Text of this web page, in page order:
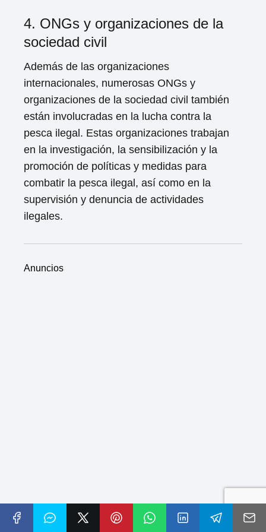
4. ONGs y organizaciones de la
sociedad civil
Además de las organizaciones
internacionales, numerosas ONGs y
organizaciones de la sociedad civil también
están involucradas en la lucha contra la
pesca ilegal. Estas organizaciones trabajan
en la investigación, la sensibilización y la
promoción de políticas y medidas para
combatir la pesca ilegal, así como en la
supervisión y denuncia de actividades
ilegales.
Anuncios